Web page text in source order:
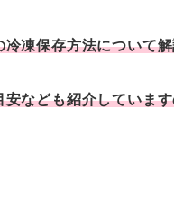
凍保存方法について
なども紹介していま